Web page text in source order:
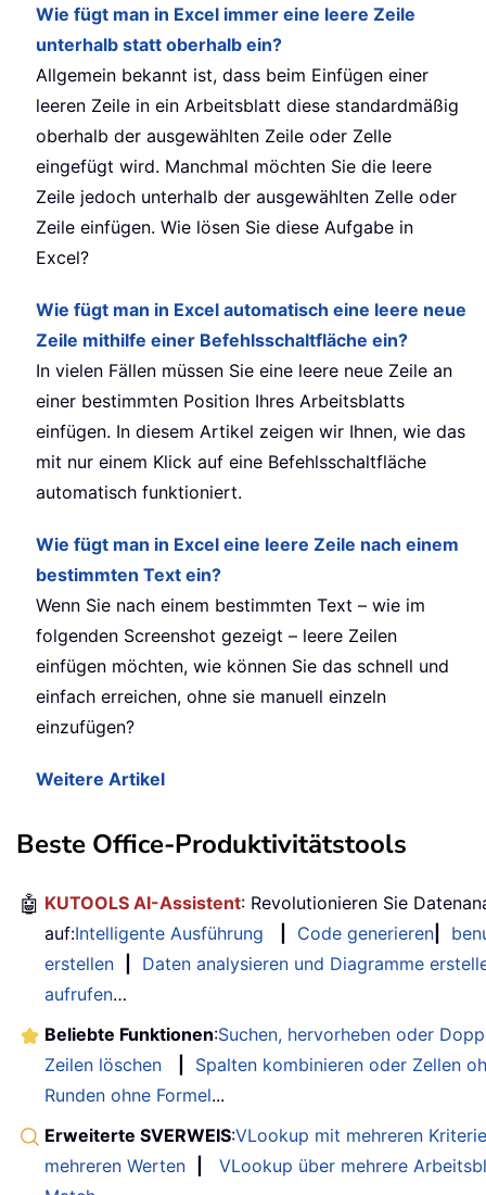
Wie fügt man in Excel immer eine leere Zeile
unterhalb statt oberhalb ein?
Allgemein bekannt ist, dass beim Einfügen einer
leeren Zeile in ein Arbeitsblatt diese standardmäßig
oberhalb der ausgewählten Zeile oder Zelle
eingefügt wird. Manchmal möchten Sie die leere
Zeile jedoch unterhalb der ausgewählten Zelle oder
Zeile einfügen. Wie lösen Sie diese Aufgabe in
Excel?
Wie fügt man in Excel automatisch eine leere neue
Zeile mithilfe einer Befehlsschaltfläche ein?
In vielen Fällen müssen Sie eine leere neue Zeile an
einer bestimmten Position Ihres Arbeitsblatts
einfügen. In diesem Artikel zeigen wir Ihnen, wie das
mit nur einem Klick auf eine Befehlsschaltfläche
automatisch funktioniert.
Wie fügt man in Excel eine leere Zeile nach einem
bestimmten Text ein?
Wenn Sie nach einem bestimmten Text – wie im
folgenden Screenshot gezeigt – leere Zeilen
einfügen möchten, wie können Sie das schnell und
einfach erreichen, ohne sie manuell einzeln
einzufügen?
Weitere Artikel
Beste Office-Produktivitätstools
🤖 KUTOOLS AI-Assistent: Revolutionieren Sie
auf:Intelligente Ausführung Code generieren
erstellen
Daten analysieren und Diagramme
aufrufen…
Beliebte Funktionen:Suchen, hervorheben oder
Zeilen löschen
Spalten kombinieren oder Zellen
Runden ohne Formel...
Erweiterte SVERWEIS:VLookup mit mehreren
mehreren Werten
VLookup über mehrere